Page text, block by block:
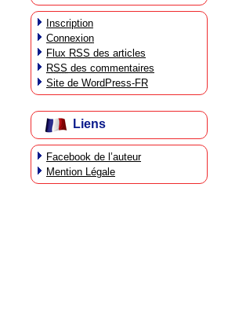
Inscription
Connexion
Flux RSS des articles
RSS des commentaires
Site de WordPress-FR
Liens
Facebook de l’auteur
Mention Légale